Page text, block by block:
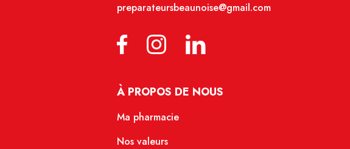
preparateursbeaunoise@gmail.com
À PROPOS DE NOUS
Ma pharmacie
Nos valeurs